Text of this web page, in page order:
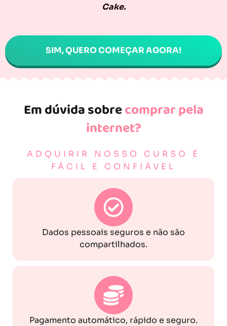
Cake.
SIM, QUERO COMEÇAR AGORA!
Em dúvida sobrecomprar pela
internet?
ADQUIRIR NOSSO CURSO É
FÁCIL E CONFIÁVEL
Dados pessoais seguros e não são
compartilhados.
Pagamento automático, rápido e seguro.